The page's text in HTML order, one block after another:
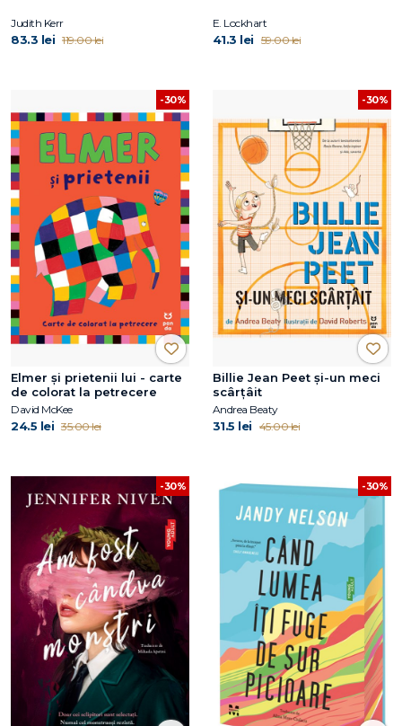
Judith Kerr
83.3 lei 119.00 lei
E. Lockhart
41.3 lei 59.00 lei
-30%
Elmer și prietenii lui - carte
de colorat la petrecere
David McKee
24.5 lei 35.00 lei
-30%
Billie Jean Peet și-un meci
scârțâit
Andrea Beaty
31.5 lei 45.00 lei
-30% -30%